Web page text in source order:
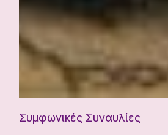
Συμφωνικές Συναυλίες